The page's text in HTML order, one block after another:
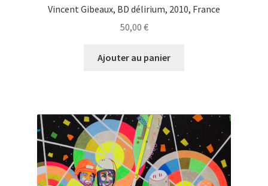
Vincent Gibeaux, BD délirium, 2010, France
50,00 €
Ajouter au panier